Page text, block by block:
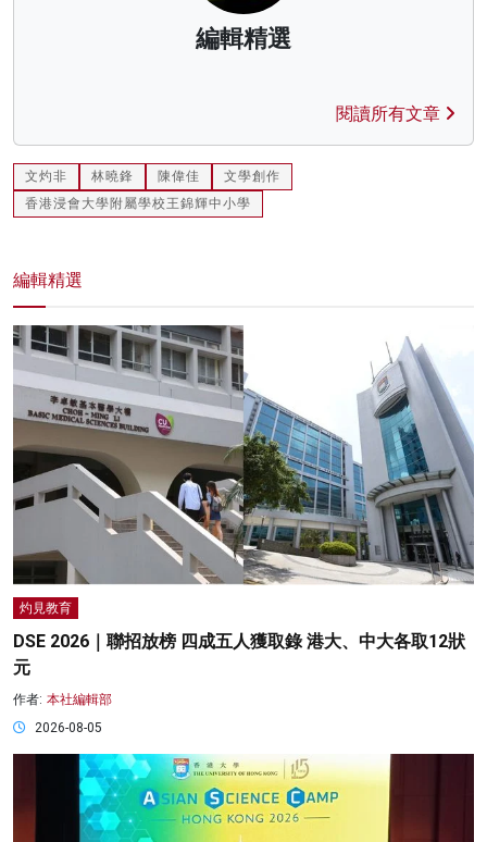
編輯精選
閱讀所有文章
文灼非 林曉鋒 陳偉佳
文學創作
香港浸會大學附屬學校王錦輝中小學
編輯精選
灼見教育
DSE 2026｜聯招放榜 四成五人獲取錄 港大、中大各取12狀
元
作者: 本社編輯部
2026-08-05